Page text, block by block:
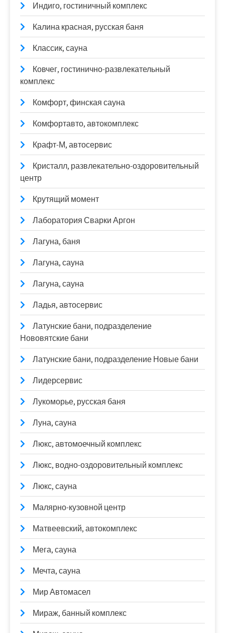
Индиго, гостиничный комплекс
Калина красная, русская баня
Классик, сауна
Ковчег, гостинично-развлекательный
комплекс
Комфорт, финская сауна
Комфортавто, автокомплекс
Крафт-М, автосервис
Кристалл, развлекательно-оздоровительный
центр
Крутящий момент
Лаборатория Сварки Аргон
Лагуна, баня
Лагуна, сауна
Лагуна, сауна
Ладья, автосервис
Латунские бани, подразделение
Нововятские бани
Латунские бани, подразделение Новые бани
Лидерсервис
Лукоморье, русская баня
Луна, сауна
Люкс, автомоечный комплекс
Люкс, водно-оздоровительный комплекс
Люкс, сауна
Малярно-кузовной центр
Матвеевский, автокомплекс
Мега, сауна
Мечта, сауна
Мир Автомасел
Мираж, банный комплекс